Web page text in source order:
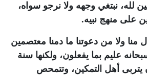
لله، نبتغي وجهه ولا نرجو سواه،
على منهج نبيه.
منا ولا من دعوتنا ما دمنا معتصمين
عليم بما يفعلون، ولكنها سنة
يتربى أهل التمكين، وتتمحص